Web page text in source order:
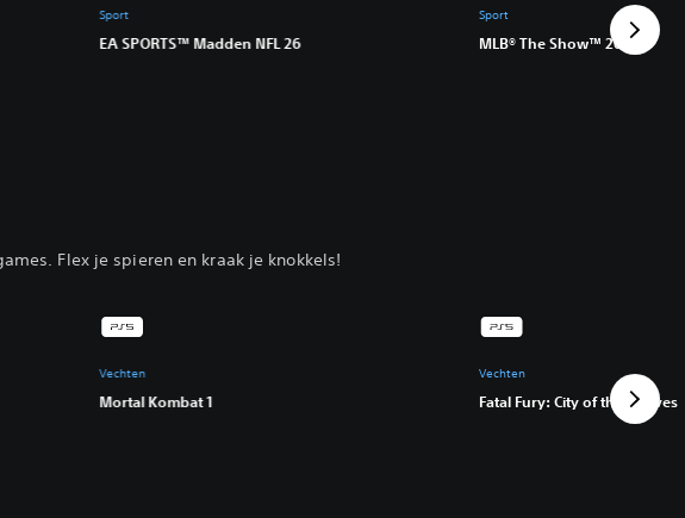
Sport
EA SPORTS™ Madden NFL 26
Sport
MLB® The Show™ 26
Flex je spieren en kraak je knokkels!
Vechten
Mortal Kombat 1
Vechten
Fatal Fury: City of the Wolves